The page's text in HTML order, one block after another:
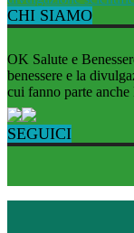
CHI SIAMO
OK Salute e
benessere e la
cui fanno parte
SEGUICI